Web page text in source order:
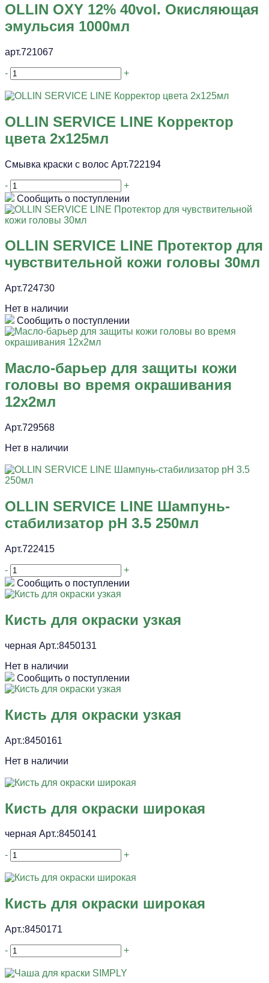
OLLIN OXY 12% 40vol. Окисляющая
эмульсия 1000мл
арт.721067
- +
OLLIN SERVICE LINE Корректор
цвета 2х125мл
Смывка краски с волос Арт.722194
-
+
Сообщить о поступлении
OLLIN SERVICE LINE Протектор для
чувствительной кожи головы 30мл
Арт.724730
Нет в наличии
Сообщить о поступлении
Масло-барьер для защиты кожи
головы во время окрашивания
12х2мл
Арт.729568
Нет в наличии
OLLIN SERVICE LINE Шампунь-
стабилизатор pH 3.5 250мл
Арт.722415
-
+
Сообщить о поступлении
Кисть для окраски узкая
черная Арт.:8450131
Нет в наличии
Сообщить о поступлении
Кисть для окраски узкая
Арт.:8450161
Нет в наличии
Кисть для окраски широкая
черная Арт.:8450141
- +
Кисть для окраски широкая
Арт.:8450171
- +